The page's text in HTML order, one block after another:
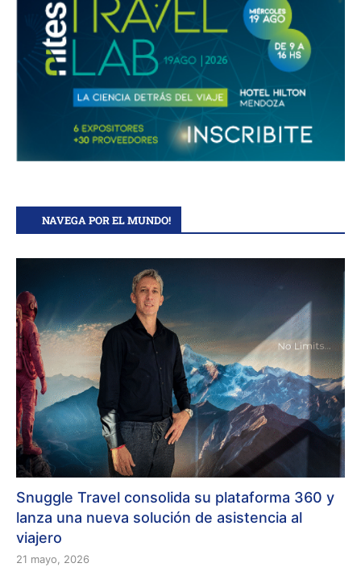
NAVEGA POR EL MUNDO!
Snuggle Travel consolida su plataforma 360 y
lanza una nueva solución de asistencia al
viajero
21 mayo, 2026